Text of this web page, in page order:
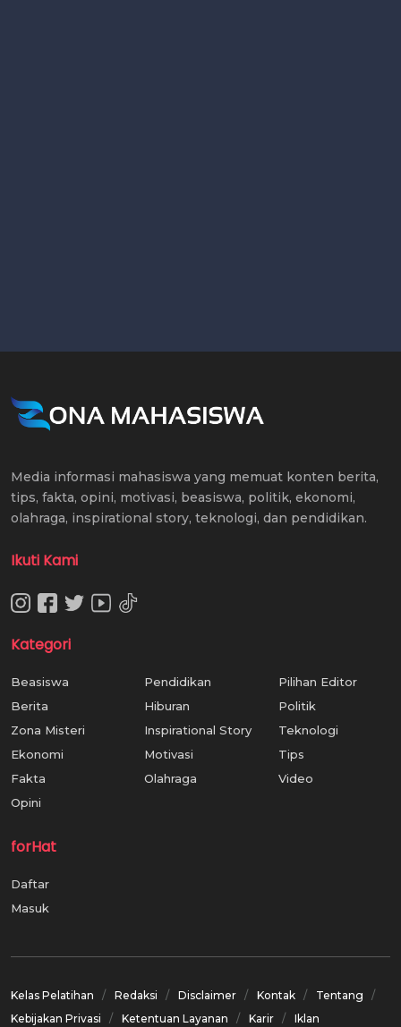
Media informasi mahasiswa yang memuat konten berita,
tips, fakta, opini, motivasi, beasiswa, politik, ekonomi,
olahraga, inspirational story, teknologi, dan pendidikan.
Ikuti Kami
Kategori
Beasiswa
Berita
Zona Misteri
Ekonomi
Fakta
Opini
Pendidikan
Hiburan
Inspirational Story
Motivasi
Olahraga
Pilihan Editor
Politik
Teknologi
Tips
Video
forHat
Daftar
Masuk
Kelas Pelatihan Redaksi Disclaimer Kontak
Tentang
Kebijakan Privasi
Ketentuan Layanan Karir Iklan